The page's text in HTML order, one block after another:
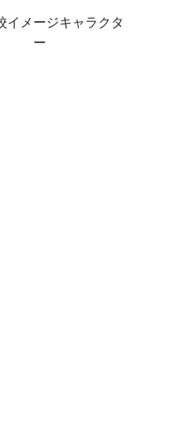
イメージキャラクタ
ー